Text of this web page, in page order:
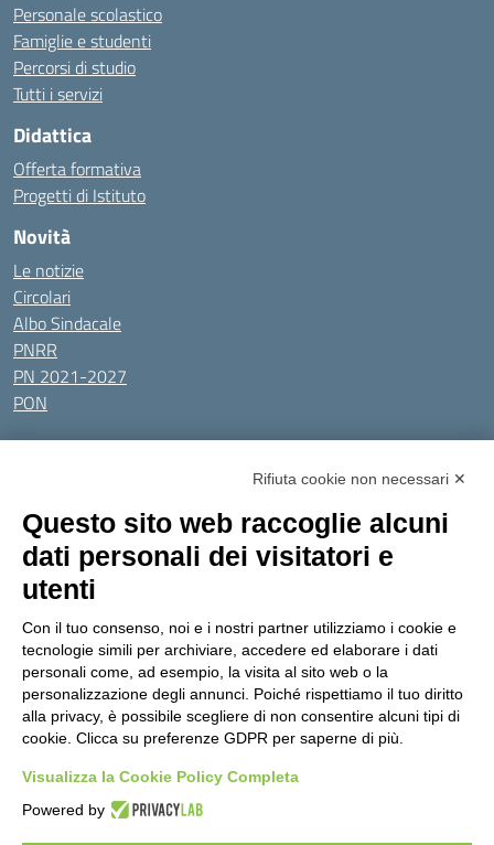
Personale scolastico
Famiglie e studenti
Percorsi di studio
Tutti i servizi
Didattica
Offerta formativa
Progetti di Istituto
Novità
Le notizie
Circolari
Albo Sindacale
PNRR
PN 2021-2027
PON
Tutti gli argomenti
Amministrazione Trasparente
Privacy Policy
Dichiarazione di accessibilitàObiettivi di accessibilità
Seguici su:
Indirizzo:Via Gaetano Donizetti 30, Collegno
Centralino:0114053925 Email: toic8cg002@istruzione.it
Posta elettronica certificata (PEC):toic8cg002@pec.istruzione.it
Codice fiscale: 95641450010
Codice Indice delle Pubbliche Amministrazioni (IPA): D0ZZDV0V
Codice unico di fatturazione (CUF): FJDH3Z
Rifiuta cookie non necessari ✕
Questo sito web raccoglie alcuni
dati personali dei visitatori e
utenti
Con il tuo consenso, noi e i nostri partner utilizziamo i cookie e
tecnologie simili per archiviare, accedere ed elaborare i dati
personali come, ad esempio, la visita al sito web o la
personalizzazione degli annunci. Poiché rispettiamo il tuo diritto
alla privacy, è possibile scegliere di non consentire alcuni tipi di
cookie. Clicca su preferenze GDPR per saperne di più.
Visualizza la Cookie Policy Completa
Powered by